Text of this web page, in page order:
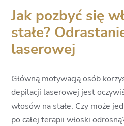
Jak pozbyć się
stałe?
laserowej
Główną motywacją osób
depilacji laserowej jest
włosów na stałe. Czy może
po całej terapii włoski